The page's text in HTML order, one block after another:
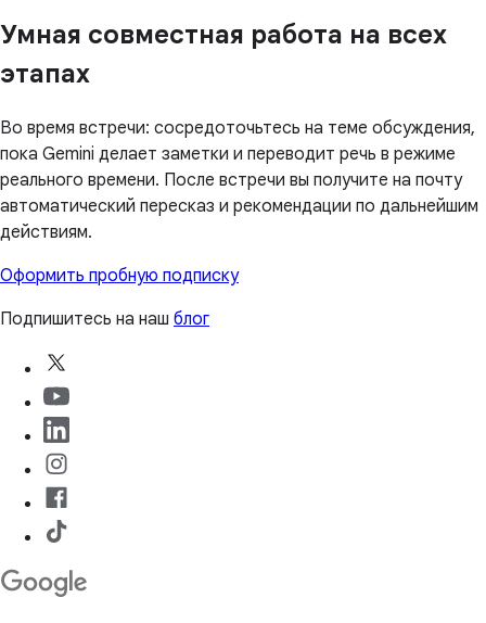
Умная совместная работа на всех
этапах
Во время встречи: сосредоточьтесь на теме обсуждения,
пока Gemini делает заметки и переводит речь в режиме
реального времени. После встречи вы получите на почту
автоматический пересказ и рекомендации по дальнейшим
действиям.
Оформить пробную подписку
Подпишитесь на наш блог